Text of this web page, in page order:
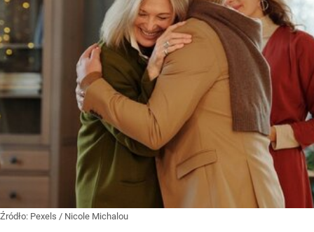
Źródło: Pexels / Nicole Michalou